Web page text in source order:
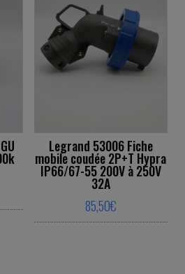
range: 1,00€ through 5,95€
has multiple variants. The
Legrand 53006 Fiche
mobile coudée 2P+T Hypra
IP66/67-55 200V à 250V
32A
85,50€